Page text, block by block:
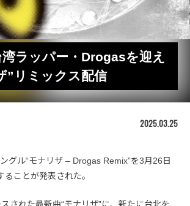
ラッパー・Drogasを迎え
”リミックス配信
2025.03.25
グル“モナリザ ‒ Drogas Remix”を3月26日
ることが発表された。